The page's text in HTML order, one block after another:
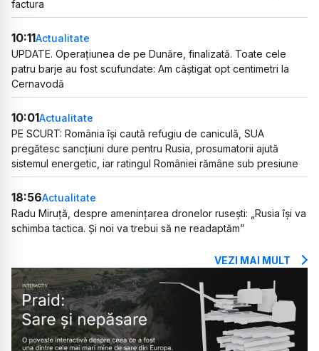
factura
10:11Actualitate
UPDATE. Operațiunea de pe Dunăre, finalizată. Toate cele
patru barje au fost scufundate: Am câștigat opt centimetri la
Cernavodă
10:01Actualitate
PE SCURT: România își caută refugiu de caniculă, SUA
pregătesc sancțiuni dure pentru Rusia, prosumatorii ajută
sistemul energetic, iar ratingul României rămâne sub presiune
18:56Actualitate
Radu Miruță, despre amenințarea dronelor rusești: „Rusia își va
schimba tactica. Și noi va trebui să ne readaptăm”
VEZI MAI MULT